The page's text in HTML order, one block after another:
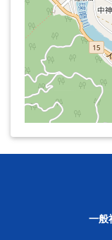
一般